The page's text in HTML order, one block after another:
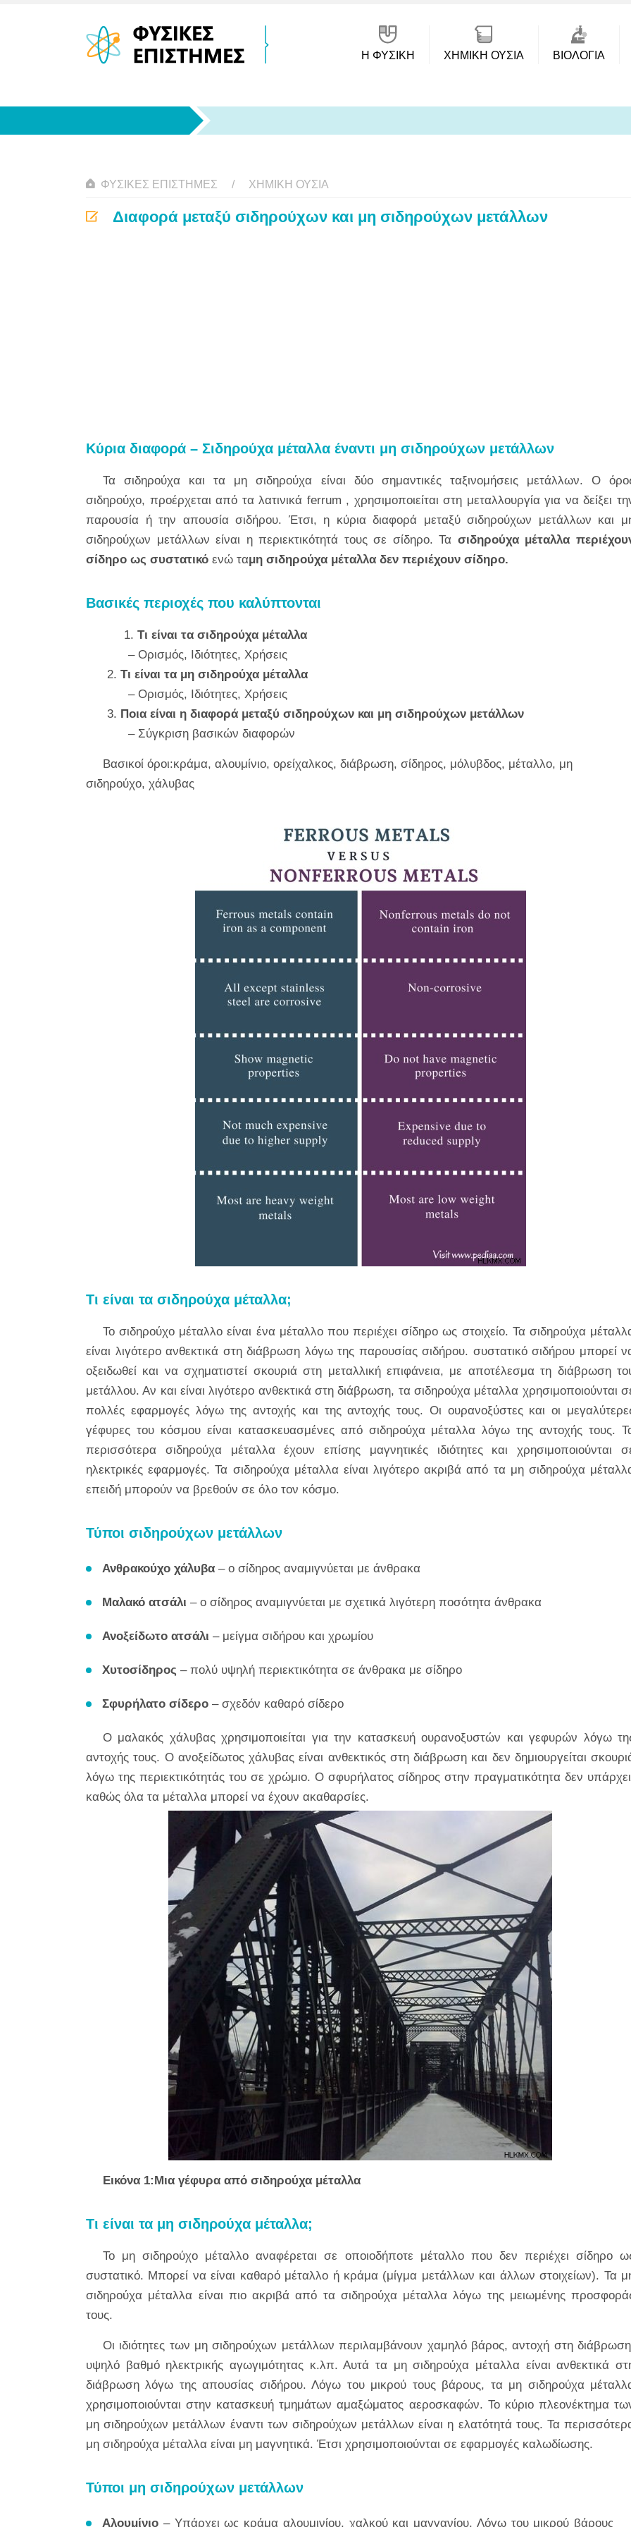
Η ΦΥΣΙΚΗ ΧΗΜΙΚΉ ΟΥΣΊΑ ΒΙΟΛΟΓΊΑ
ΦΥΣΙΚΈΣ ΕΠΙΣΤΉΜΕΣ ΧΗΜΙΚΉ ΟΥΣΊΑ
Διαφορά μεταξύ σιδηρούχων και μη σιδηρούχων μετάλλων
Κύρια διαφορά – Σιδηρούχα μέταλλα έναντι μη σιδηρούχων μετάλλων
Τα σιδηρούχα και τα μη σιδηρούχα είναι δύο σημαντικές ταξινομήσεις μετάλλων. Ο
σιδηρούχο, προέρχεται από τα λατινικά ferrum , χρησιμοποιείται στη μεταλλουργία για να δείξει
παρουσία ή την απουσία σιδήρου. Έτσι, η κύρια διαφορά μεταξύ σιδηρούχων μετάλλων και
σιδηρούχων μετάλλων είναι η περιεκτικότητά τους σε σίδηρο. Τα σιδηρούχα μέταλλα
σίδηρο ως συστατικό ενώ ταμη σιδηρούχα μέταλλα δεν περιέχουν σίδηρο.
Βασικές περιοχές που καλύπτονται
1. Τι είναι τα σιδηρούχα μέταλλα
– Ορισμός, Ιδιότητες, Χρήσεις
2. Τι είναι τα μη σιδηρούχα μέταλλα
– Ορισμός, Ιδιότητες, Χρήσεις
3. Ποια είναι η διαφορά μεταξύ σιδηρούχων και μη σιδηρούχων μετάλλων
– Σύγκριση βασικών διαφορών
Βασικοί όροι:κράμα, αλουμίνιο, ορείχαλκος, διάβρωση, σίδηρος, μόλυβδος, μέταλλο, μη
σιδηρούχο, χάλυβας
Τι είναι τα σιδηρούχα μέταλλα;
Το σιδηρούχο μέταλλο είναι ένα μέταλλο που περιέχει σίδηρο ως στοιχείο. Τα σιδηρούχα
είναι λιγότερο ανθεκτικά στη διάβρωση λόγω της παρουσίας σιδήρου. συστατικό σιδήρου μπορεί
οξειδωθεί και να σχηματιστεί σκουριά στη μεταλλική επιφάνεια, με αποτέλεσμα τη διάβρωση
μετάλλου. Αν και είναι λιγότερο ανθεκτικά στη διάβρωση, τα σιδηρούχα μέταλλα χρησιμοποιούνται
πολλές εφαρμογές λόγω της αντοχής και της αντοχής τους. Οι ουρανοξύστες και οι
γέφυρες του κόσμου είναι κατασκευασμένες από σιδηρούχα μέταλλα λόγω της αντοχής τους.
περισσότερα σιδηρούχα μέταλλα έχουν επίσης μαγνητικές ιδιότητες και χρησιμοποιούνται
ηλεκτρικές εφαρμογές. Τα σιδηρούχα μέταλλα είναι λιγότερο ακριβά από τα μη σιδηρούχα
επειδή μπορούν να βρεθούν σε όλο τον κόσμο.
Τύποι σιδηρούχων μετάλλων
Ανθρακούχο χάλυβα – ο σίδηρος αναμιγνύεται με άνθρακα
Μαλακό ατσάλι – ο σίδηρος αναμιγνύεται με σχετικά λιγότερη ποσότητα άνθρακα
Ανοξείδωτο ατσάλι – μείγμα σιδήρου και χρωμίου
Χυτοσίδηρος – πολύ υψηλή περιεκτικότητα σε άνθρακα με σίδηρο
Σφυρήλατο σίδερο – σχεδόν καθαρό σίδερο
Ο μαλακός χάλυβας χρησιμοποιείται για την κατασκευή ουρανοξυστών και γεφυρών λόγω
αντοχής τους. Ο ανοξείδωτος χάλυβας είναι ανθεκτικός στη διάβρωση και δεν δημιουργείται
λόγω της περιεκτικότητάς του σε χρώμιο. Ο σφυρήλατος σίδηρος στην πραγματικότητα δεν
καθώς όλα τα μέταλλα μπορεί να έχουν ακαθαρσίες.
Εικόνα 1:Μια γέφυρα από σιδηρούχα μέταλλα
Τι είναι τα μη σιδηρούχα μέταλλα;
Το μη σιδηρούχο μέταλλο αναφέρεται σε οποιοδήποτε μέταλλο που δεν περιέχει σίδηρο
συστατικό. Μπορεί να είναι καθαρό μέταλλο ή κράμα (μίγμα μετάλλων και άλλων στοιχείων). Τα
σιδηρούχα μέταλλα είναι πιο ακριβά από τα σιδηρούχα μέταλλα λόγω της μειωμένης
τους.
Οι ιδιότητες των μη σιδηρούχων μετάλλων περιλαμβάνουν χαμηλό βάρος, αντοχή στη
υψηλό βαθμό ηλεκτρικής αγωγιμότητας κ.λπ. Αυτά τα μη σιδηρούχα μέταλλα είναι ανθεκτικά
διάβρωση λόγω της απουσίας σιδήρου. Λόγω του μικρού τους βάρους, τα μη σιδηρούχα
χρησιμοποιούνται στην κατασκευή τμημάτων αμαξώματος αεροσκαφών. Το κύριο πλεονέκτημα
μη σιδηρούχων μετάλλων έναντι των σιδηρούχων μετάλλων είναι η ελατότητά τους. Τα
μη σιδηρούχα μέταλλα είναι μη μαγνητικά. Έτσι χρησιμοποιούνται σε εφαρμογές καλωδίωσης.
Τύποι μη σιδηρούχων μετάλλων
Αλουμίνιο – Υπάρχει ως κράμα αλουμινίου, χαλκού και μαγγανίου. Λόγω του μικρού βάρους